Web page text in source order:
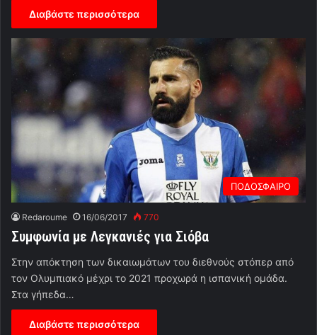
Διαβάστε περισσότερα
ΠΟΔΟΣΦΑΙΡΟ
Redaroume 16/06/2017 770
Συμφωνία με Λεγκανιές για Σιόβα
Στην απόκτηση των δικαιωμάτων του διεθνούς στόπερ από
τον Ολυμπιακό μέχρι το 2021 προχωρά η ισπανική ομάδα.
Στα γήπεδα…
Διαβάστε περισσότερα